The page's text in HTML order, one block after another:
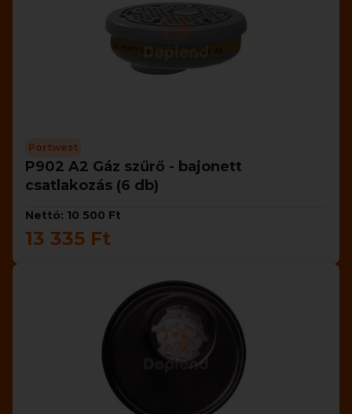
Portwest
P902 A2 Gáz szűrő - bajonett
csatlakozás (6 db)
Nettó: 10 500 Ft
13 335 Ft